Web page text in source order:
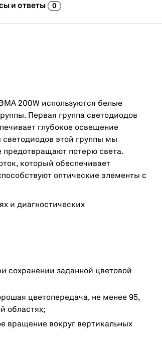
и ответы 0
200W используются белые
Первая группа светодиодов
глубокое освещение
этой группы мы
предотвращают потерю света.
который обеспечивает
оптические элементы с
и диагностических
сохранении заданной цветовой
цветопередача, не менее 95,
областях;
вращение вокруг вертикальных